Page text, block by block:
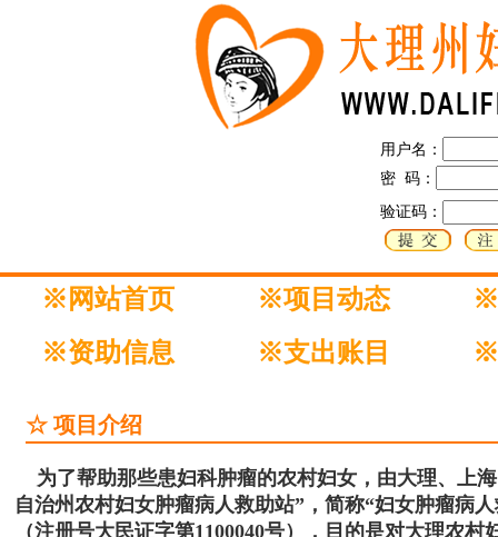
用户名：
密 码：
验证码：
※网站首页 ※项目动态
※
※资助信息
※支出账目 ※
☆ 项目介绍
为了帮助那些患妇科肿瘤的农村妇女，由大理、上
自治州农村妇女肿瘤病人救助站”，简称“妇女肿瘤病
（注册号大民证字第1100040号），目的是对大理农